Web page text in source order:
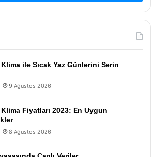
ile Sıcak Yaz Günlerini Serin
9 Ağustos 2026
Fiyatları 2023: En Uygun
8 Ağustos 2026